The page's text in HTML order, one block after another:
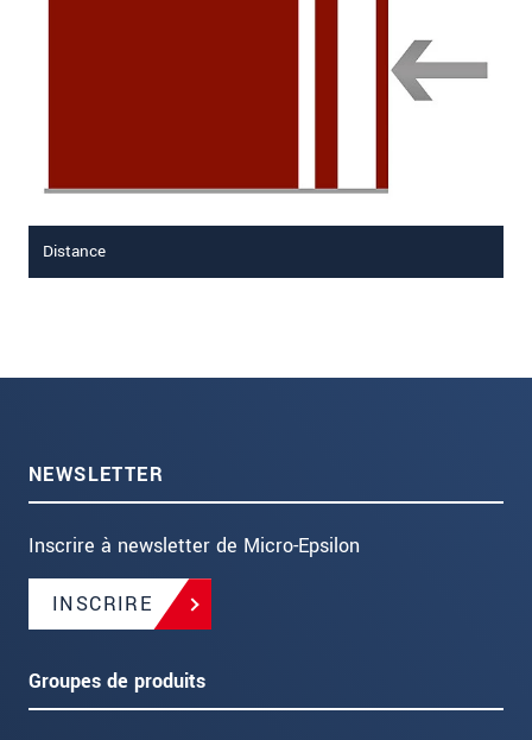
Distance
NEWSLETTER
Inscrire à newsletter de Micro-Epsilon
INSCRIRE
Groupes de produits